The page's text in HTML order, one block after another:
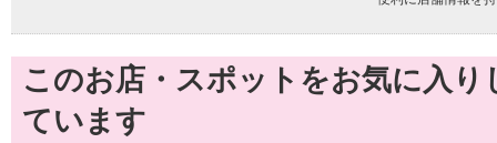
このお店・スポットをお気に入
ています